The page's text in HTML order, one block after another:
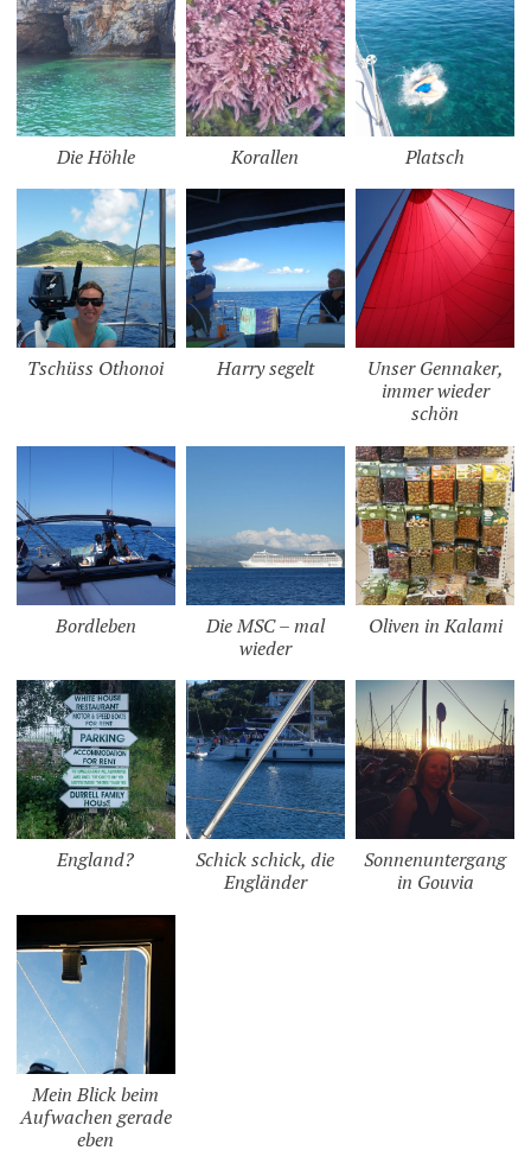
Die Höhle Korallen Platsch
Tschüss Othonoi Harry segelt
Unser Gennaker,
immer wieder
schön
Bordleben
Die MSC – mal
wieder
Oliven in Kalami
England?
Schick schick, die
Engländer
Sonnenuntergang
in Gouvia
Mein Blick beim
Aufwachen gerade
eben